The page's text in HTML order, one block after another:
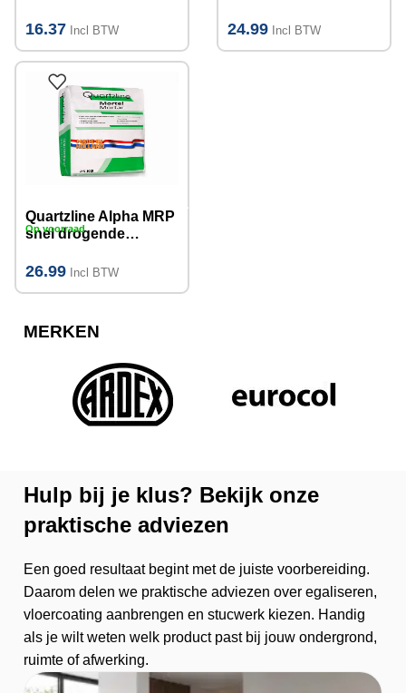
16.37 Incl BTW 24.99 Incl BTW
Quartzline Alpha MRP
snel drogende
(Gipsgebonden) 20kg
26.99 Incl BTW
Op voorraad
MERKEN
Hulp bij je klus? Bekijk onze
praktische adviezen
Een goed resultaat begint met de juiste voorbereiding.
Daarom delen we praktische adviezen over egaliseren,
vloercoating aanbrengen en stucwerk kiezen. Handig
als je wilt weten welk product past bij jouw ondergrond,
ruimte of afwerking.